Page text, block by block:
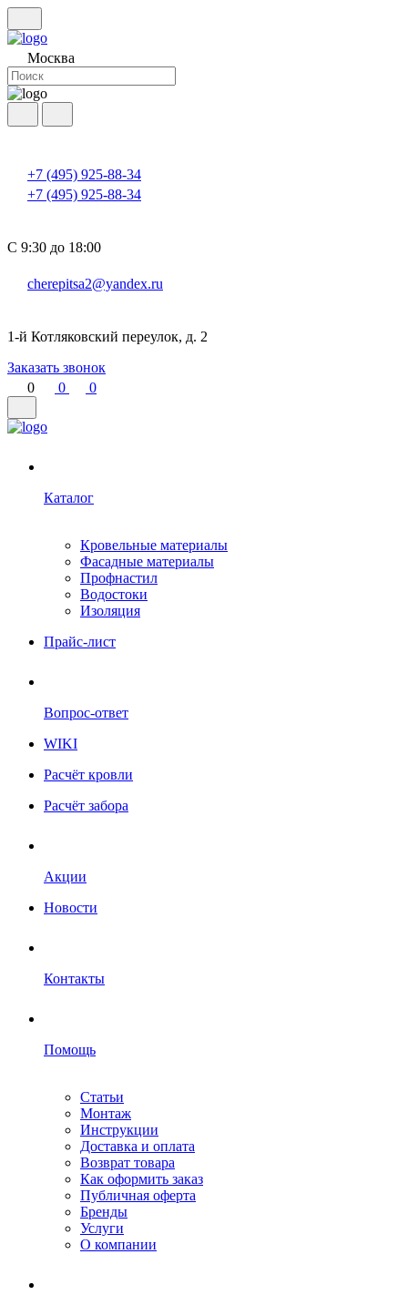
Москва
+7 (495) 925-88-34
+7 (495) 925-88-34
С 9:30 до 18:00
cherepitsa2@yandex.ru
1-й Котляковский переулок, д. 2
Заказать звонок
0
0 0
Каталог
Кровельные материалы
Фасадные материалы
Профнастил
Водостоки
Изоляция
Прайс-лист
Вопрос-ответ
WIKI
Расчёт кровли
Расчёт забора
Акции
Новости
Контакты
Помощь
Статьи
Монтаж
Инструкции
Доставка и оплата
Возврат товара
Как оформить заказ
Публичная оферта
Бренды
Услуги
О компании